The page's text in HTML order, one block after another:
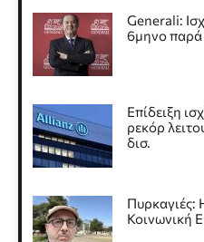
Generali:
6μηνο παρά
Επίδειξη
ρεκόρ
δισ.
Πυρκαγιές:
Κοινωνική